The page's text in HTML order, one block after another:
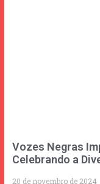
Vozes Negras
Celebrando a
20 de novembro de 2024